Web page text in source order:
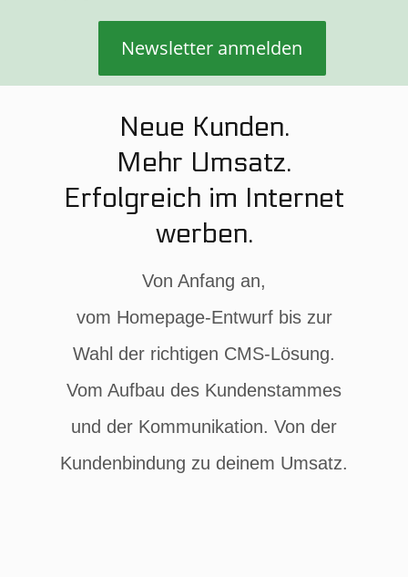
Newsletter anmelden
Neue Kunden.
Mehr Umsatz.
Erfolgreich im Internet
werben.
Von Anfang an,
vom Homepage-Entwurf bis zur
Wahl der richtigen CMS-Lösung.
Vom Aufbau des Kundenstammes
und der Kommunikation. Von der
Kundenbindung zu deinem Umsatz.